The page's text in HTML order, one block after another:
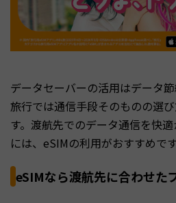
データセーバーの活用はデータ
旅行では通信手段そのものの選
す。渡航先でのデータ通信を快
には、eSIMの利用がおすすめです
eSIMなら渡航先に合わせた